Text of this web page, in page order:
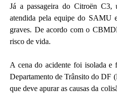
Já a passageira do Citroën
atendida pela equipe do SAMU
graves. De acordo com o
risco de vida.
A cena do acidente foi isolada e
Departamento de Trânsito do DF
que deve apurar as causas da